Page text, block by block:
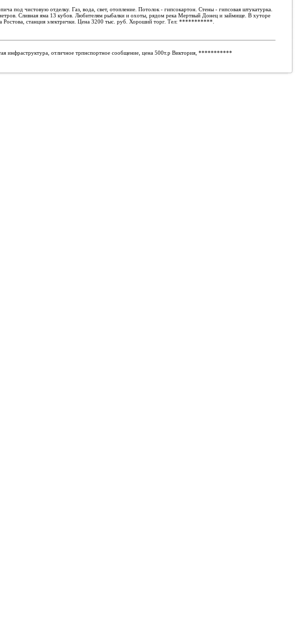
под чистовую отделку. Газ, вода, свет, отопление. Потолок - гипсокартон. Стены - гипсовая штукатурка.
Сливная яма 13 кубов. Любителям рыбалки и охоты, рядом река Мертвый Донец и займище. В хуторе
Ростова, станция электрички. Цена 3200 тыс. руб. Хороший торг. Тел: ***********
инфраструктура, отличное трпнспортное сообщение, цена 500т.р Виктория, ***********